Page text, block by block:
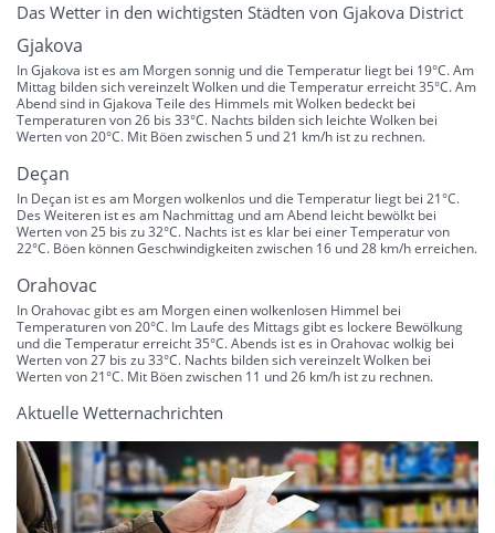
Das Wetter in den wichtigsten Städten von Gjakova District
Gjakova
In Gjakova ist es am Morgen sonnig und die Temperatur liegt bei 19°C. Am
Mittag bilden sich vereinzelt Wolken und die Temperatur erreicht 35°C. Am
Abend sind in Gjakova Teile des Himmels mit Wolken bedeckt bei
Temperaturen von 26 bis 33°C. Nachts bilden sich leichte Wolken bei
Werten von 20°C. Mit Böen zwischen 5 und 21 km/h ist zu rechnen.
Deçan
In Deçan ist es am Morgen wolkenlos und die Temperatur liegt bei 21°C.
Des Weiteren ist es am Nachmittag und am Abend leicht bewölkt bei
Werten von 25 bis zu 32°C. Nachts ist es klar bei einer Temperatur von
22°C. Böen können Geschwindigkeiten zwischen 16 und 28 km/h erreichen.
Orahovac
In Orahovac gibt es am Morgen einen wolkenlosen Himmel bei
Temperaturen von 20°C. Im Laufe des Mittags gibt es lockere Bewölkung
und die Temperatur erreicht 35°C. Abends ist es in Orahovac wolkig bei
Werten von 27 bis zu 33°C. Nachts bilden sich vereinzelt Wolken bei
Werten von 21°C. Mit Böen zwischen 11 und 26 km/h ist zu rechnen.
Aktuelle Wetternachrichten